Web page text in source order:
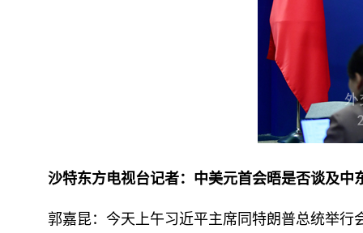
沙特东方电视台记者：中美元首会晤是否谈及
郭嘉昆：今天上午习近平主席同特朗普总统举